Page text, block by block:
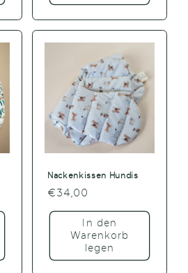
Nackenkissen Hundis
Normaler
Preis
€34,00
In den
Warenkorb
legen